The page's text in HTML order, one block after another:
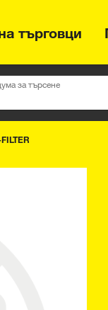
търговци
за търсене